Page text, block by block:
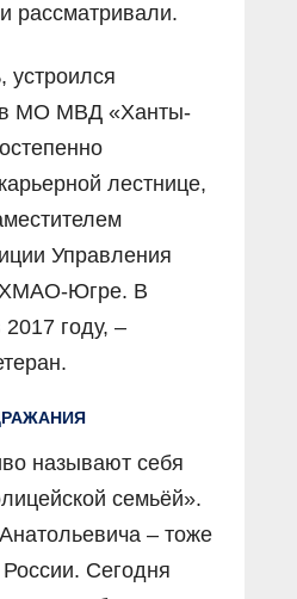
рассматривали.
устроился
в МО МВД «Ханты-
лестнице,
Управления
Югре. В
году, –
называют себя
семьёй».
– тоже
Сегодня